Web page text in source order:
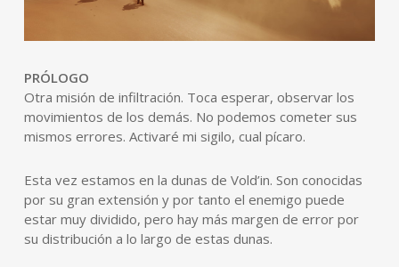
PRÓLOGO
Otra misión de infiltración. Toca esperar, observar los
movimientos de los demás. No podemos cometer sus
mismos errores. Activaré mi sigilo, cual pícaro.
Esta vez estamos en la dunas de Vold’in. Son conocidas
por su gran extensión y por tanto el enemigo puede
estar muy dividido, pero hay más margen de error por
su distribución a lo largo de estas dunas.